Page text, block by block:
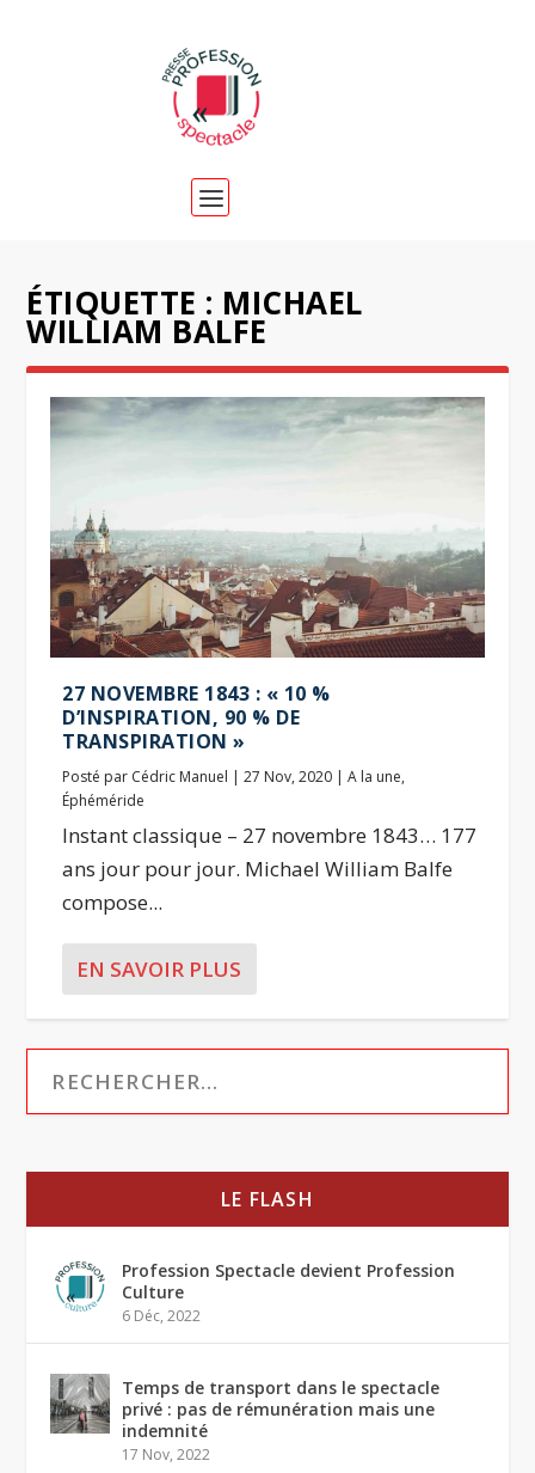
ÉTIQUETTE : MICHAEL
WILLIAM BALFE
27 NOVEMBRE 1843 : « 10 %
D’INSPIRATION, 90 % DE
TRANSPIRATION »
Posté par Cédric Manuel |27 Nov, 2020 |A la une,
Éphéméride
Instant classique – 27 novembre 1843… 177
ans jour pour jour. Michael William Balfe
compose...
EN SAVOIR PLUS
LE FLASH
Profession Spectacle devient Profession
Culture
6 Déc, 2022
Temps de transport dans le spectacle
privé : pas de rémunération mais une
indemnité
17 Nov, 2022